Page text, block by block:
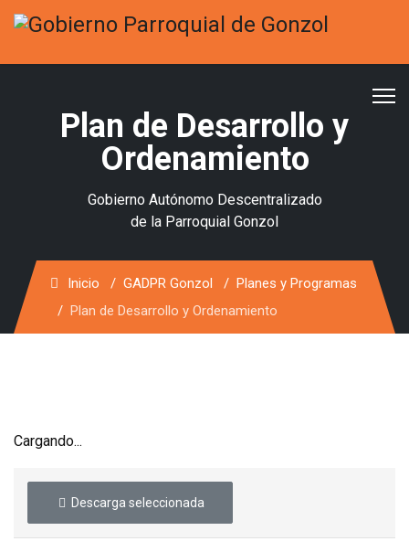
Plan de Desarrollo y
Ordenamiento
Gobierno Autónomo Descentralizado
de la Parroquial Gonzol
Inicio GADPR Gonzol
Planes y Programas
Plan de Desarrollo y Ordenamiento
Cargando...
Descarga seleccionada